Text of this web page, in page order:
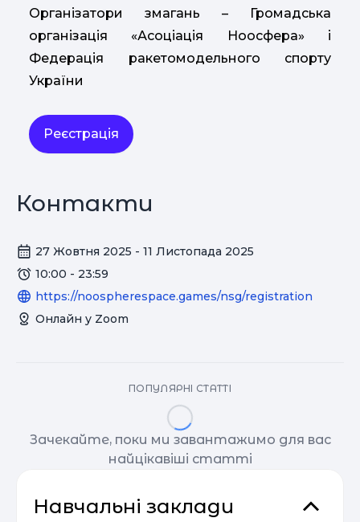
Організатори змагань – Громадська
організація «Асоціація Ноосфера» і
Федерація ракетомодельного спорту
України
Реєстрація
Контакти
27 Жовтня 2025 - 11 Листопада 2025
10:00 - 23:59
https://noospherespace.games/nsg/registration
Онлайн у Zoom
ПОПУЛЯРНІ СТАТТІ
Зачекайте, поки ми завантажимо для вас
найцікавіші статті
Навчальні заклади